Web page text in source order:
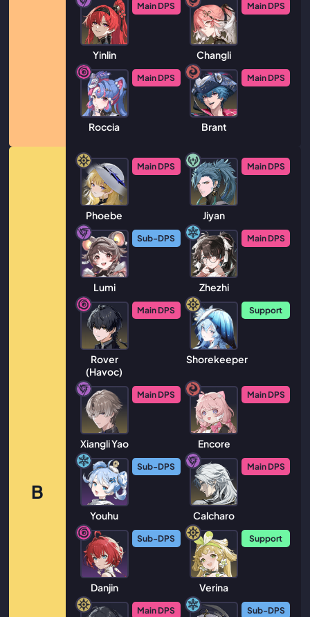
Yinlin
Main DPS
Changli
Main DPS
Roccia
Main DPS
Brant
Main DPS
B
Phoebe
Main DPS
Jiyan
Main DPS
Lumi
Sub-DPS
Zhezhi
Main DPS
Rover
(Havoc)
Main DPS
Shorekeeper
Support
Xiangli Yao
Main DPS
Encore
Main DPS
Youhu
Sub-DPS
Calcharo
Main DPS
Danjin
Sub-DPS
Verina
Support
Main DPS Sub-DPS